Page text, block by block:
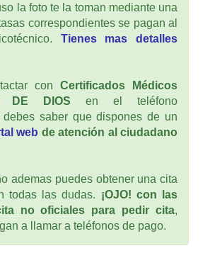
la foto te la toman mediante una
correspondientes se pagan al
Tienes mas detalles
con Certificados Médicos
DE DIOS en el teléfono
debes saber que dispones de un
web de atención al ciudadano
ademas puedes obtener una cita
todas las dudas. ¡OJO! con las
no oficiales para pedir cita,
a llamar a teléfonos de pago.